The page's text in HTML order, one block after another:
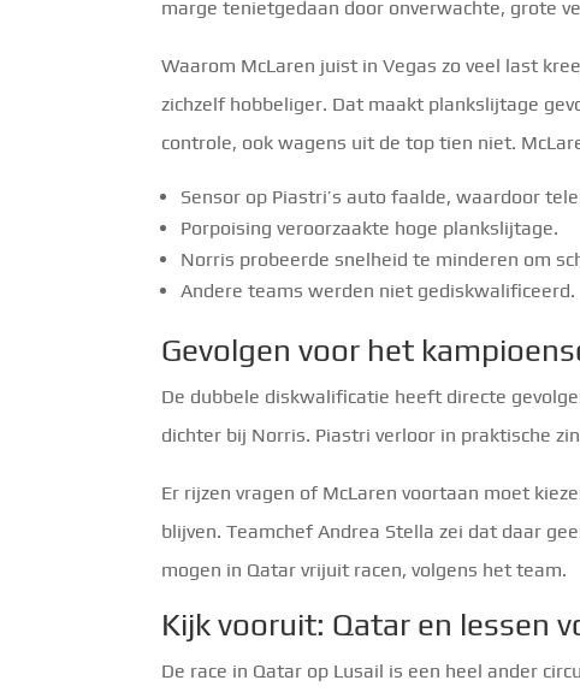
marge tenietgedaan door onverwachte, grote
Waarom McLaren juist in Vegas zo veel last
zichzelf hobbeliger. Dat maakt plankslijtage
controle, ook wagens uit de top tien niet.
Sensor op Piastri’s auto faalde, waardoor
Porpoising veroorzaakte hoge plankslijtage.
Norris probeerde snelheid te minderen om
Andere teams werden niet gediskwalificeerd.
Gevolgen voor het
De dubbele diskwalificatie heeft directe
dichter bij Norris. Piastri verloor in praktische
Er rijzen vragen of McLaren voortaan moet
blijven. Teamchef Andrea Stella zei dat daar
mogen in Qatar vrijuit racen, volgens het team.
Kijk vooruit: Qatar en lessen
De race in Qatar op Lusail is een heel ander